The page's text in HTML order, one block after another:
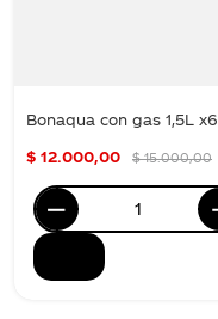
Bonaqua con gas 1,5L x6
$ 12.000,00 $ 15.000,00